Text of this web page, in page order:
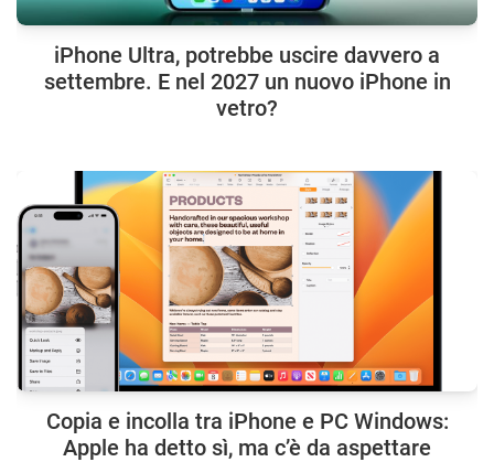
iPhone Ultra, potrebbe uscire davvero a
settembre. E nel 2027 un nuovo iPhone in
vetro?
Copia e incolla tra iPhone e PC Windows:
Apple ha detto sì, ma c’è da aspettare